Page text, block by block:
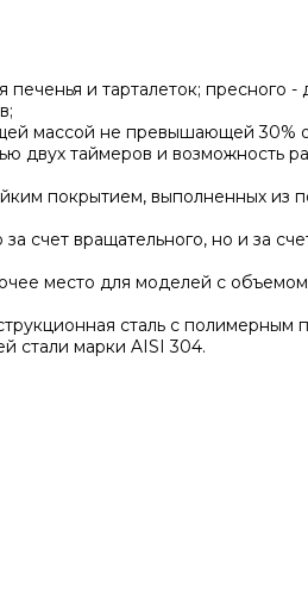
печенья и тарталеток;
массой не превышающей 30%
двух таймеров и
покрытием, выполненных
счет вращательного, но и
место для моделей с
сталь с
стали марки AISI 304.